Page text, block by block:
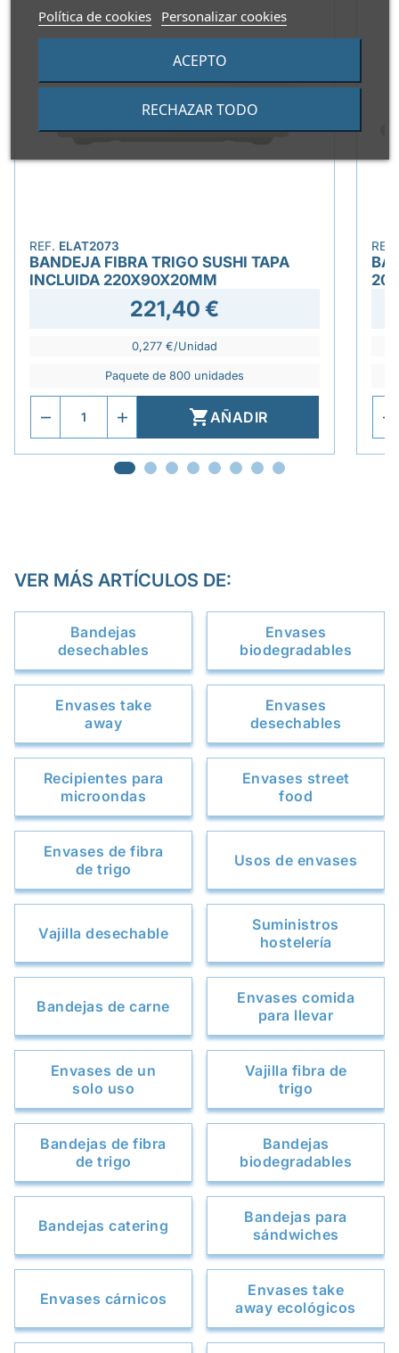
Política de cookies Personalizar cookies
RECHAZAR TODO
ACEPTO
REF. ELAT2073
BANDEJA FIBRA TRIGO SUSHI TAPA
INCLUIDA 220X90X20MM
221,40 €
0,277 €/Unidad
Paquete de 800 unidades
AÑADIR
VER MÁS ARTÍCULOS DE:
Bandejas
desechables
Envases
biodegradables
Envases take
away
Envases
desechables
Recipientes para
microondas
Envases street
food
Envases de fibra
de trigo
Usos de envases
Vajilla desechable
Suministros
hostelería
Bandejas de carne
Envases comida
para llevar
Envases de un
solo uso
Vajilla fibra de
trigo
Bandejas de fibra
de trigo
Bandejas
biodegradables
Bandejas catering
Bandejas para
sándwiches
Envases cárnicos
Envases take
away ecológicos